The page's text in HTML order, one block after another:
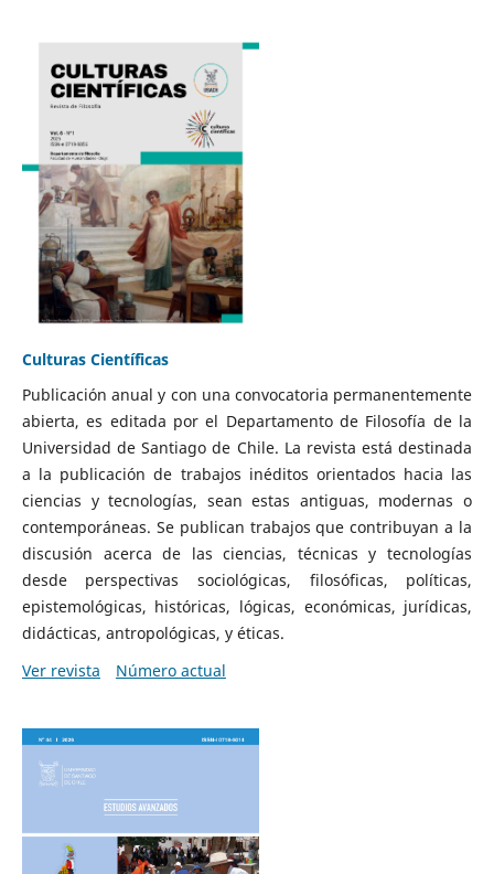
Culturas Científicas
Publicación anual y con una convocatoria permanentemente
abierta, es editada por el Departamento de Filosofía de la
Universidad de Santiago de Chile. La revista está destinada
a la publicación de trabajos inéditos orientados hacia las
ciencias y tecnologías, sean estas antiguas, modernas o
contemporáneas. Se publican trabajos que contribuyan a la
discusión acerca de las ciencias, técnicas y tecnologías
desde perspectivas sociológicas, filosóficas, políticas,
epistemológicas, históricas, lógicas, económicas, jurídicas,
didácticas, antropológicas, y éticas.
Ver revista
Número actual